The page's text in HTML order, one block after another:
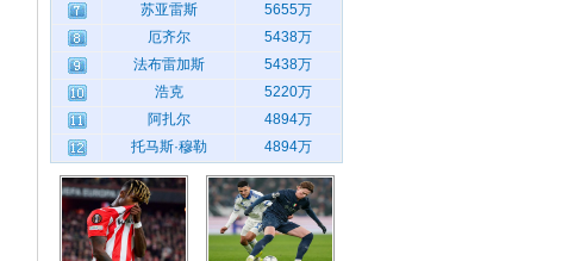
苏亚雷斯
5655万
厄齐尔
5438万
法布雷加斯
5438万
浩克
5220万
阿扎尔
4894万
托马斯·穆勒
4894万